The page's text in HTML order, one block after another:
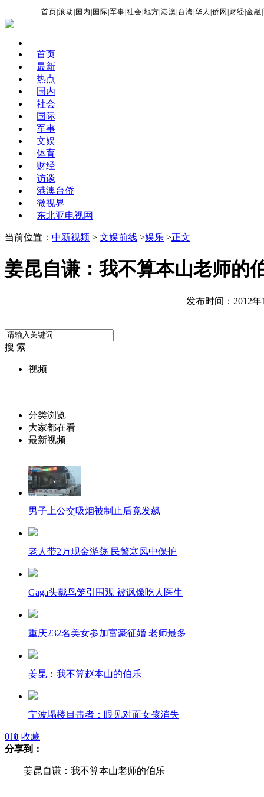
首页 |滚动 国内 国际 |军事 |社会 |地方 |港澳 台湾 |华人 |侨网 财经 |金融 |
首页
最新
热点
国内
社会
国际
军事
文娱
体育
财经
访谈
港澳台侨
微视界
东北亚电视网
当前位置： 中新视频 > 文娱前线 >娱乐 >正文
姜昆自谦：我不算本山老师的
发布时间：2012年
搜 索
视频
分类浏览
大家都在看
最新视频
男子上公交吸烟被制止后竟发飙
老人带2万现金游荡 民警寒风中保护
Gaga头戴鸟笼引围观 被讽像吃人医生
重庆232名美女参加富豪征婚 老师最多
姜昆：我不算赵本山的伯乐
宁波塌楼目击者：眼见对面女孩消失
台风宝霞已致菲律宾逾千人死亡
0顶 收藏
分享到：
姜昆自谦：我不算本山老师的伯乐